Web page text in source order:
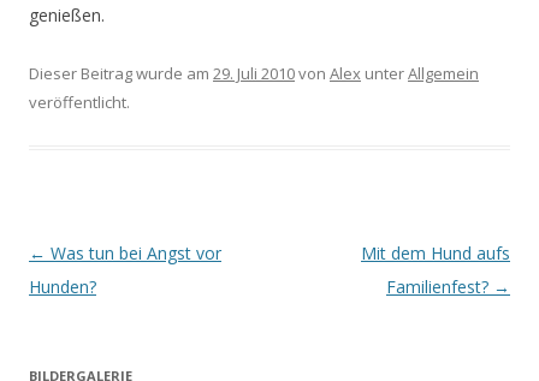
genießen.
Dieser Beitrag wurde am 29. Juli 2010von Alex unterAllgemein
veröffentlicht.
Beitrags-
Navigation
← Was tun bei Angst vor
Hunden?
Mit dem Hund aufs
Familienfest? →
BILDERGALERIE